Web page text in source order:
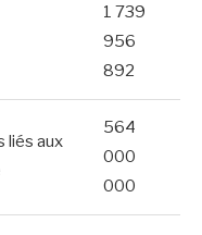
1 739
956
892
liés aux
564
000
000